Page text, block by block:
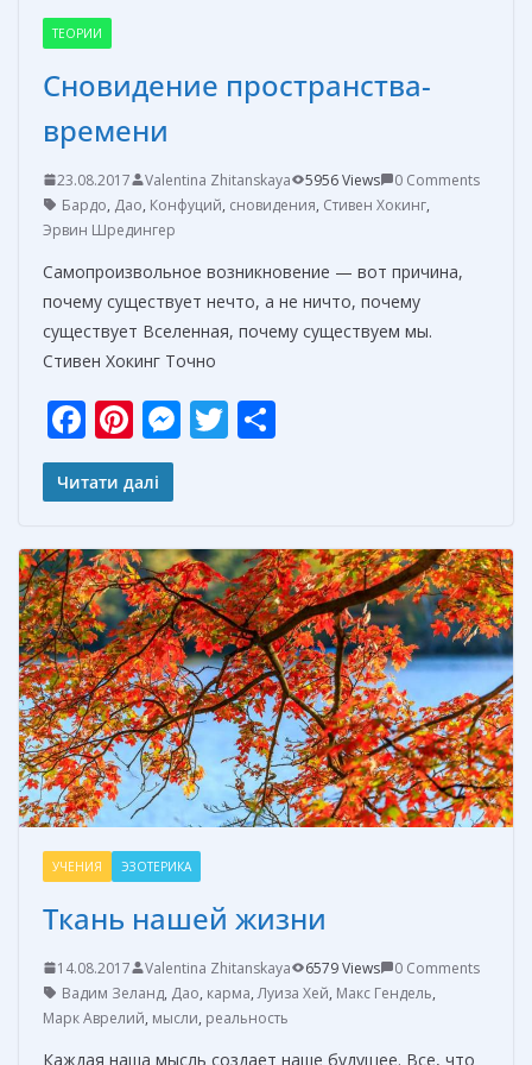
ТЕОРИИ
Сновидение пространства-
времени
23.08.2017 Valentina Zhitanskaya 5956 Views
0 Comments
Бардо, Дао, Конфуций, сновидения, Стивен Хокинг,
Эрвин Шредингер
Самопроизвольное возникновение — вот причина,
почему существует нечто, а не ничто, почему
существует Вселенная, почему существуем мы.
Стивен Хокинг Точно
F
ac
e
o
o
k
Pi
nt
er
st
M
n
g
er
T
а
в
и
т
ь
Читати далі
УЧЕНИЯ ЭЗОТЕРИКА
Ткань нашей жизни
14.08.2017 Valentina Zhitanskaya 6579 Views
0 Comments
Вадим Зеланд, Дао, карма,Луиза Хей, Макс Гендель,
Марк Аврелий, мысли, реальность
Каждая наша мысль создает наше будущее. Все, что